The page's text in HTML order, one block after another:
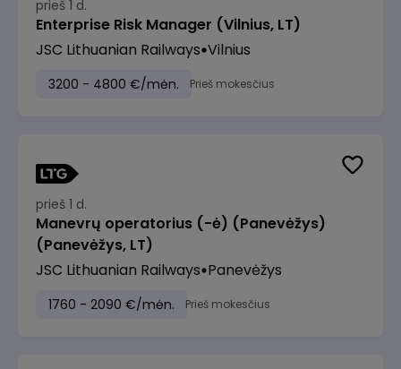
prieš 1 d.
Enterprise Risk Manager (Vilnius, LT)
JSC Lithuanian Railways Vilnius
3200 - 4800 €/mėn. Prieš mokesčius
prieš 1 d.
Manevrų operatorius (-ė) (Panevėžys)
(Panevėžys, LT)
JSC Lithuanian Railways Panevėžys
1760 - 2090 €/mėn. Prieš mokesčius